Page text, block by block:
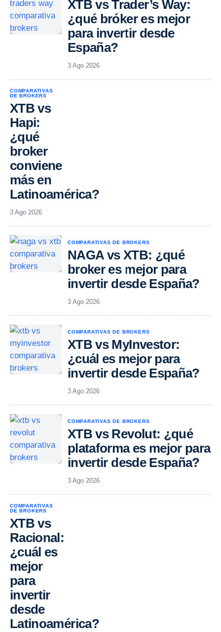
XTB vs Trader’s Way:
¿qué bróker es mejor
para invertir desde
España?
3 Ago 2026
COMPARATIVAS
DE BROKERS
XTB vs
Hapi:
¿qué
broker
conviene
más en
Latinoamérica?
3 Ago 2026
COMPARATIVAS DE BROKERS
NAGA vs XTB: ¿qué
broker es mejor para
invertir desde España?
3 Ago 2026
COMPARATIVAS DE BROKERS
XTB vs MyInvestor:
¿cuál es mejor para
invertir desde España?
3 Ago 2026
COMPARATIVAS DE BROKERS
XTB vs Revolut: ¿qué
plataforma es mejor para
invertir desde España?
3 Ago 2026
COMPARATIVAS
DE BROKERS
XTB vs
Racional:
¿cuál es
mejor
para
invertir
desde
Latinoamérica?